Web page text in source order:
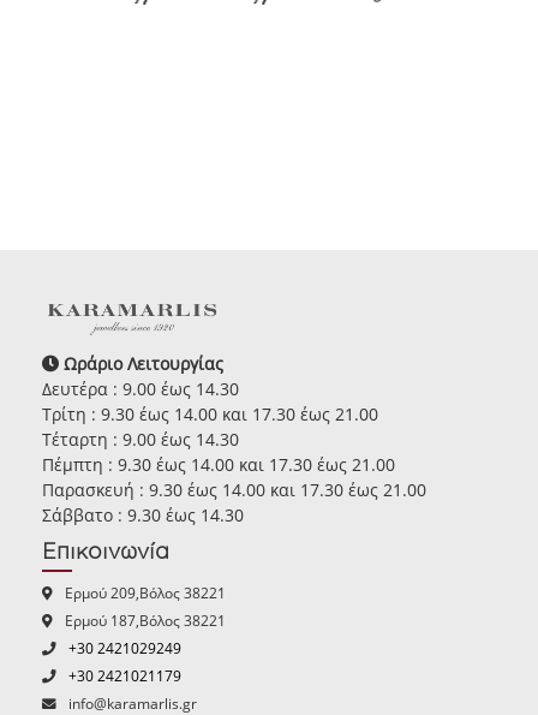
Ωράριο Λειτουργίας
Δευτέρα : 9.00 έως 14.30
Τρίτη : 9.30 έως 14.00 και 17.30 έως 21.00
Τέταρτη : 9.00 έως 14.30
Πέμπτη : 9.30 έως 14.00 και 17.30 έως 21.00
Παρασκευή : 9.30 έως 14.00 και 17.30 έως 21.00
Σάββατο : 9.30 έως 14.30
Επικοινωνία
Ερμού 209,Βόλος 38221
Ερμού 187,Βόλος 38221
+30 2421029249
+30 2421021179
info@karamarlis.gr